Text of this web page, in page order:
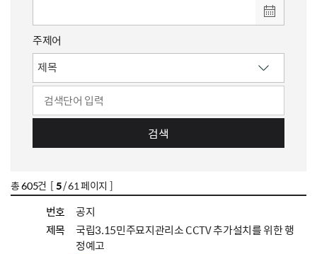
주제어
검색
총605건 [5/ 61 페이지 ]
번호
공지
제목
국립3.15민주묘지관리소 CCTV 추가설치를 위한 행
정예고